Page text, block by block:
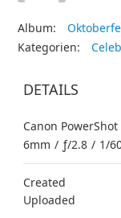
Album:
Kategorien:
DETAILS
Canon PowerShot
6mm / ƒ/2.8 / 1/
Created
Uploaded